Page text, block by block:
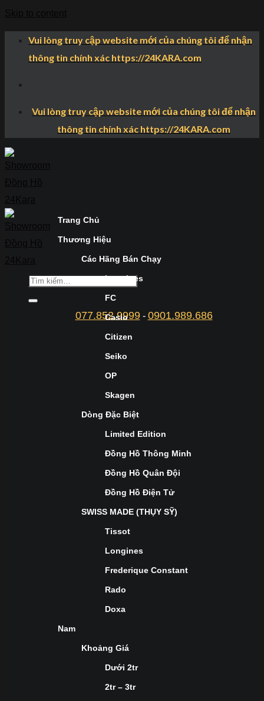
Vui lòng truy cập website mới của chúng tôi để nhận
thông tin chính xác https://24KARA.com
Vui lòng truy cập website mới của chúng tôi để nhận
thông tin chính xác https://24KARA.com
077.852.9999- 0901.989.686
Trang Chủ
Thương Hiệu
Các Hãng Bán Chạy
Longines
FC
Casio
Citizen
Seiko
OP
Skagen
Dòng Đặc Biệt
Limited Edition
Đồng Hồ Thông Minh
Đồng Hồ Quân Đội
Đồng Hồ Điện Tử
SWISS MADE (THỤY SỸ)
Tissot
Longines
Frederique Constant
Rado
Doxa
Nam
Khoảng Giá
Dưới 2tr
2tr – 3tr